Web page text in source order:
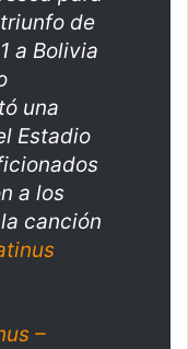
de
a Bolivia
una
Estadio
a los
canción
–